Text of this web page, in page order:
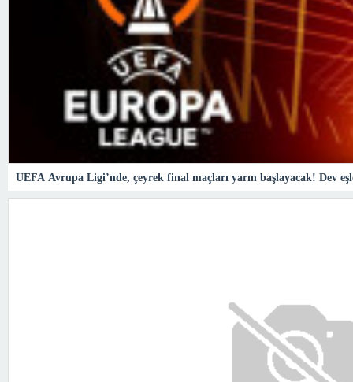
UEFA Avrupa Ligi’nde, çeyrek final maçları yarın başlayacak! Dev